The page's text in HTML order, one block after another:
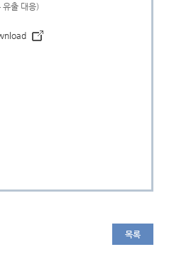
출 대응)
목록